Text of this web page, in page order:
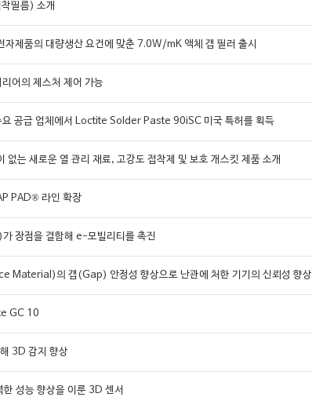
필름) 소개
제품의 대량생산 요건에 맞춘 7.0W/mK 액체 갭 필러 출시
어의 제스처 제어 가능
공급 업체에서 Loctite Solder Paste 90iSC 미국 특허를 획득
는 새로운 열 관리 재료, 고강도 접착제 및 보호 개스킷 제품 소개
PAD® 라인 확장
장점을 결합해 e-모빌리티를 촉진
의 갭(Gap) 안정성 향상으로 난관에 처한 기기의 신뢰성 향상
GC 10
3D 감지 향상
성능 향상을 이룬 3D 센서